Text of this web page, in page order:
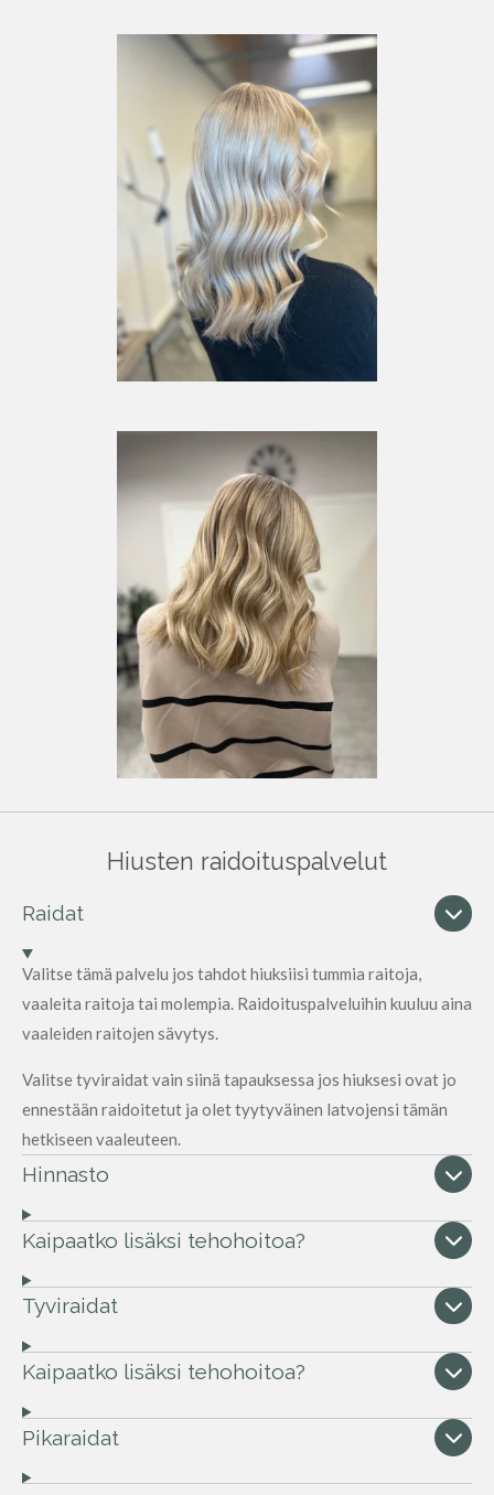
Hiusten raidoituspalvelut
Raidat
Valitse tämä palvelu jos tahdot hiuksiisi tummia raitoja,
vaaleita raitoja tai molempia. Raidoituspalveluihin kuuluu aina
vaaleiden raitojen sävytys.
Valitse tyviraidat vain siinä tapauksessa jos hiuksesi ovat jo
ennestään raidoitetut ja olet tyytyväinen latvojensi tämän
hetkiseen vaaleuteen.
Hinnasto
Kaipaatko lisäksi tehohoitoa?
Tyviraidat
Kaipaatko lisäksi tehohoitoa?
Pikaraidat